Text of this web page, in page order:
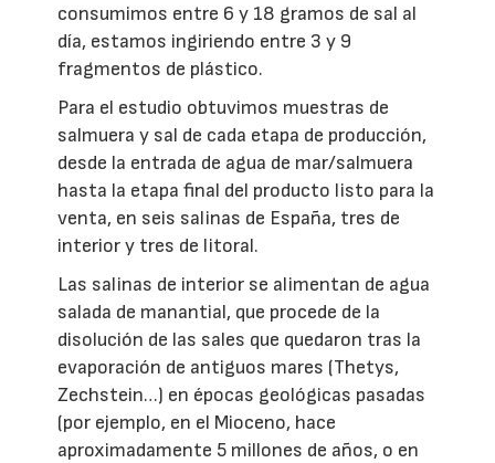
consumimos entre 6 y 18 gramos de sal al
día, estamos ingiriendo entre 3 y 9
fragmentos de plástico.
Para el estudio obtuvimos muestras de
salmuera y sal de cada etapa de producción,
desde la entrada de agua de mar/salmuera
hasta la etapa final del producto listo para la
venta, en seis salinas de España, tres de
interior y tres de litoral.
Las salinas de interior se alimentan de agua
salada de manantial, que procede de la
disolución de las sales que quedaron tras la
evaporación de antiguos mares (Thetys,
Zechstein…) en épocas geológicas pasadas
(por ejemplo, en el Mioceno, hace
aproximadamente 5 millones de años, o en